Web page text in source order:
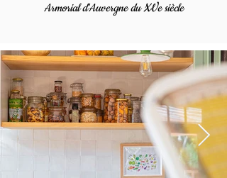
Armorial d'Auvergne du XVe siècle